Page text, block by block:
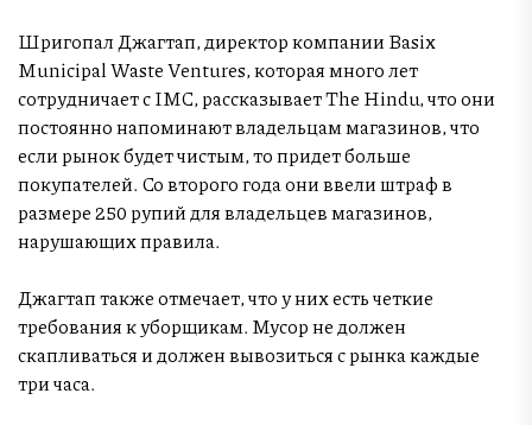
Шригопал Джагтап, директор компании Basix
Municipal Waste Ventures, которая много лет
сотрудничает с IMC, рассказывает The Hindu, что они
постоянно напоминают владельцам магазинов, что
если рынок будет чистым, то придет больше
покупателей. Со второго года они ввели штраф в
размере 250 рупий для владельцев магазинов,
нарушающих правила.
Джагтап также отмечает, что у них есть четкие
требования к уборщикам. Мусор не должен
скапливаться и должен вывозиться с рынка каждые
три часа.